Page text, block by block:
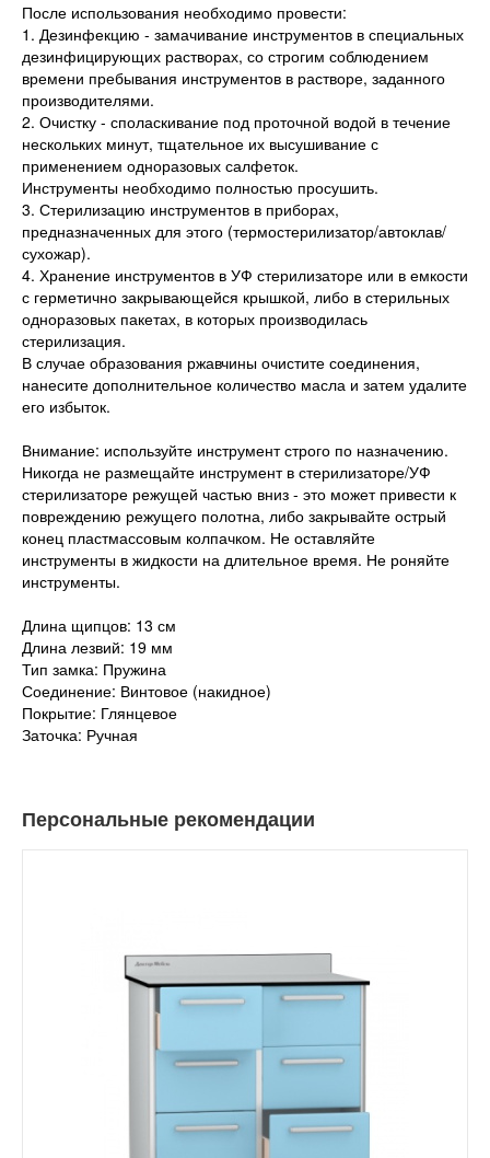
После использования необходимо провести:
1. Дезинфекцию - замачивание инструментов в специальных
дезинфицирующих растворах, со строгим соблюдением
времени пребывания инструментов в растворе, заданного
производителями.
2. Очистку - споласкивание под проточной водой в течение
нескольких минут, тщательное их высушивание с
применением одноразовых салфеток.
Инструменты необходимо полностью просушить.
3. Стерилизацию инструментов в приборах,
предназначенных для этого (термостерилизатор/автоклав/
сухожар).
4. Хранение инструментов в УФ стерилизаторе или в емкости
с герметично закрывающейся крышкой, либо в стерильных
одноразовых пакетах, в которых производилась
стерилизация.
В случае образования ржавчины очистите соединения,
нанесите дополнительное количество масла и затем удалите
его избыток.
Внимание: используйте инструмент строго по назначению.
Никогда не размещайте инструмент в стерилизаторе/УФ
стерилизаторе режущей частью вниз - это может привести к
повреждению режущего полотна, либо закрывайте острый
конец пластмассовым колпачком. Не оставляйте
инструменты в жидкости на длительное время. Не роняйте
инструменты.
Длина щипцов: 13 см
Длина лезвий: 19 мм
Тип замка: Пружина
Соединение: Винтовое (накидное)
Покрытие: Глянцевое
Заточка: Ручная
Персональные рекомендации